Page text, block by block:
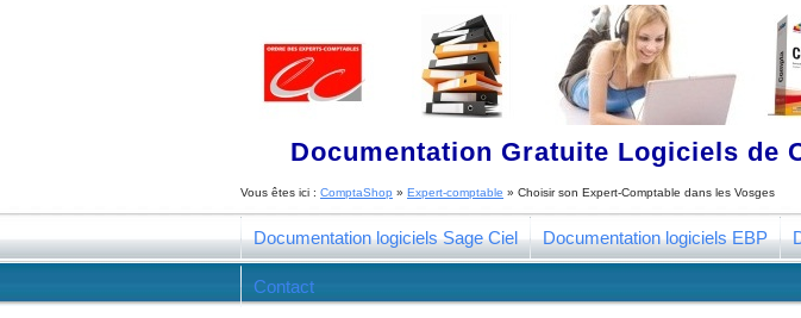
Documentation Gratuite Logiciels de
Vous êtes ici : ComptaShop » Expert-comptable » Choisir son Expert-Comptable dans les Vosges
Documentation logiciels Sage Ciel Documentation logiciels EBP
Contact